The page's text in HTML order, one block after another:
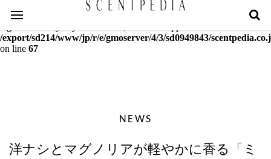
Warning
: mcrypt_decrypt(): Key of size 18 not supported by this
/export/sd214/www/jp/r/e/gmoserver/4/3/sd0949843/
on line 67
NEWS
洋ナシとマグノリアが軽やかに香る「ミ